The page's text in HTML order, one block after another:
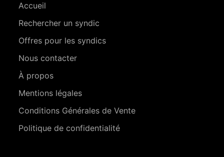
Accueil
Rechercher un syndic
Offres pour les syndics
Nous contacter
À propos
Mentions légales
Conditions Générales de Vente
Politique de confidentialité